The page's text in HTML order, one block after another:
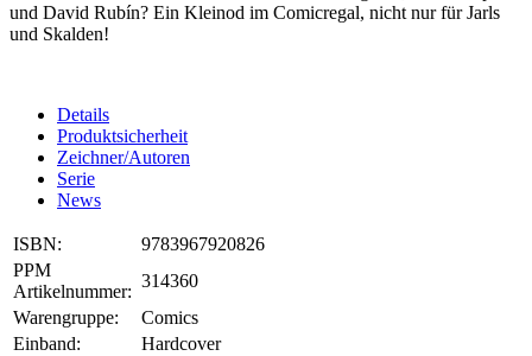
und David Rubín? Ein Kleinod im Comicregal, nicht nur für Jarls
und Skalden!
Details
Produktsicherheit
Zeichner/Autoren
Serie
News
ISBN:
9783967920826
PPM
Artikelnummer:
314360
Warengruppe:
Comics
Einband:
Hardcover